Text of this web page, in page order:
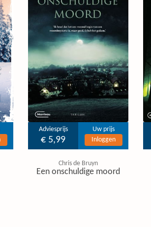
Adviesprijs
€ 5,99
Uw prijs
Inloggen
Chris de Bruyn
Een onschuldige moord